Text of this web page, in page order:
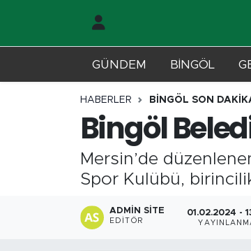
GÜNDEM BİNGÖL
HABERLER BİNGÖL SON
Bingöl
Mersin’de
Spor Kulübü,
ADMIN SITE
EDITÖR
01.02.2024 -
Karlıova
Yayladere-Yedisu
Merkez Trafik Yoğunluk Haritası
Süper Lig Puan Durumu ve Fikstür
Son Dakika Haberleri